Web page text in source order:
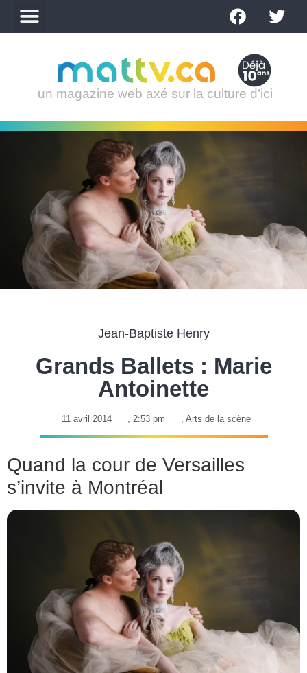
un magazine web axé sur la culture d’ici
Jean-Baptiste Henry
Grands Ballets : Marie
Antoinette
11 avril 2014 , 2:53 pm , Arts de la scène
Quand la cour de Versailles
s’invite à Montréal